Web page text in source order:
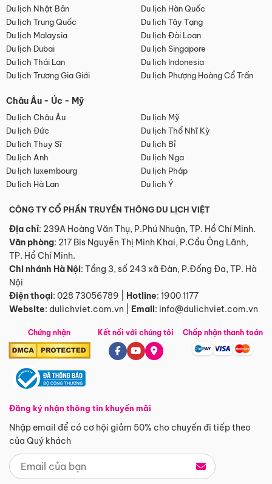
Du lịch Nhật Bản
Du lịch Hàn Quốc
Du lịch Trung Quốc
Du lịch Tây Tạng
Du lịch Malaysia
Du lịch Đài Loan
Du lịch Dubai
Du lịch Singapore
Du lịch Thái Lan
Du lịch Indonesia
Du lịch Trương Gia Giới
Du lịch Phượng Hoàng Cổ Trấn
Châu Âu - Úc - Mỹ
Du lịch Châu Âu
Du lịch Mỹ
Du lịch Đức
Du lịch Thổ Nhĩ Kỳ
Du lịch Thụy Sĩ
Du lịch Bỉ
Du lịch Anh
Du lịch Nga
Du lịch luxembourg
Du lịch Pháp
Du lịch Hà Lan
Du lịch Ý
CÔNG TY CỔ PHẦN TRUYỀN THÔNG DU LỊCH VIỆT
Địa chỉ: 239A Hoàng Văn Thụ, P.Phú Nhuận, TP. Hồ Chí Minh.
Văn phòng: 217 Bis Nguyễn Thị Minh Khai, P.Cầu Ông Lãnh,
TP. Hồ Chí Minh.
Chi nhánh Hà Nội: Tầng 3, số 243 xã Đàn, P.Đống Đa, TP. Hà
Nội
Điện thoại: 028 73056789 Hotline: 1900 1177
Website: dulichviet.com.vn Email: info@dulichviet.com.vn
Chứng nhận
Đăng ký nhận thông tin khuyến mãi
Nhập email để có cơ hội giảm 50% cho chuyến đi tiếp theo
của Quý khách
Kết nối với chúng tôi Chấp nhận thanh toán